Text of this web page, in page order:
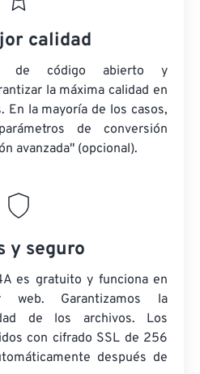
calidad
de código abierto y
la máxima calidad en
En la mayoría de los casos,
de conversión
avanzada" (opcional).
y seguro
es gratuito y funciona en
web. Garantizamos la
de los archivos. Los
con cifrado SSL de 256
después de